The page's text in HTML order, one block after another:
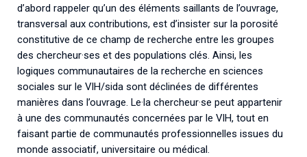
d’abord rappeler qu’un des éléments saillants de l’ouvrage,
transversal aux contributions, est d’insister sur la porosité
constitutive de ce champ de recherche entre les groupes
des chercheur·ses et des populations clés. Ainsi, les
logiques communautaires de la recherche en sciences
sociales sur le VIH/sida sont déclinées de différentes
manières dans l’ouvrage. Le·la chercheur·se peut appartenir
à une des communautés concernées par le VIH, tout en
faisant partie de communautés professionnelles issues du
monde associatif, universitaire ou médical.